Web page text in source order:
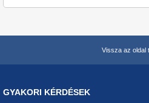
Vissza az oldal
GYAKORI KÉRDÉSEK